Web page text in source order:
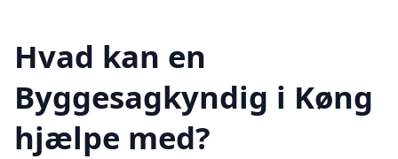
Hvad kan en
Byggesagkyndig i Køng
hjælpe med?